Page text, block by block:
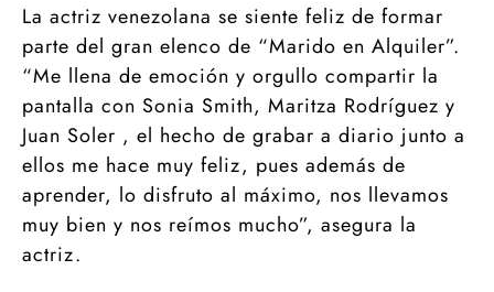
La actriz venezolana se siente feliz de formar
parte del gran elenco de “Marido en Alquiler”.
“Me llena de emoción y orgullo compartir la
pantalla con Sonia Smith, Maritza Rodríguez y
Juan Soler , el hecho de grabar a diario junto a
ellos me hace muy feliz, pues además de
aprender, lo disfruto al máximo, nos llevamos
muy bien y nos reímos mucho”, asegura la
actriz.